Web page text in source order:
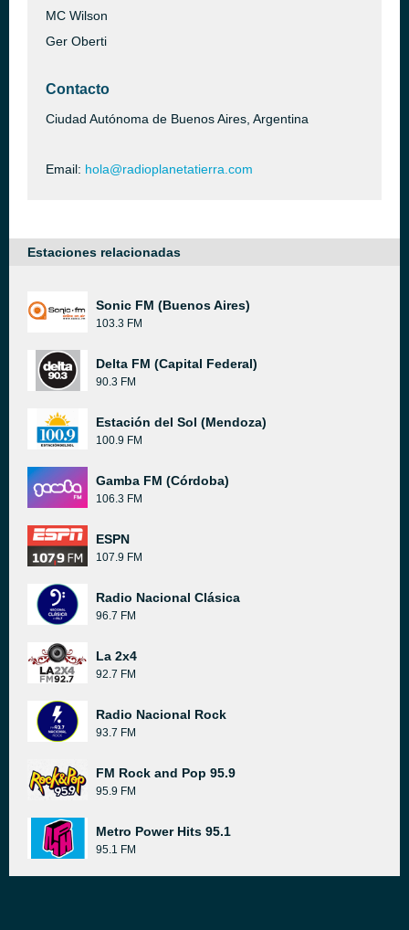
MC Wilson
Ger Oberti
Contacto
Ciudad Autónoma de Buenos Aires, Argentina
Email: hola@radioplanetatierra.com
Estaciones relacionadas
Sonic FM (Buenos Aires)
103.3 FM
Delta FM (Capital Federal)
90.3 FM
Estación del Sol (Mendoza)
100.9 FM
Gamba FM (Córdoba)
106.3 FM
ESPN
107.9 FM
Radio Nacional Clásica
96.7 FM
La 2x4
92.7 FM
Radio Nacional Rock
93.7 FM
FM Rock and Pop 95.9
95.9 FM
Metro Power Hits 95.1
95.1 FM